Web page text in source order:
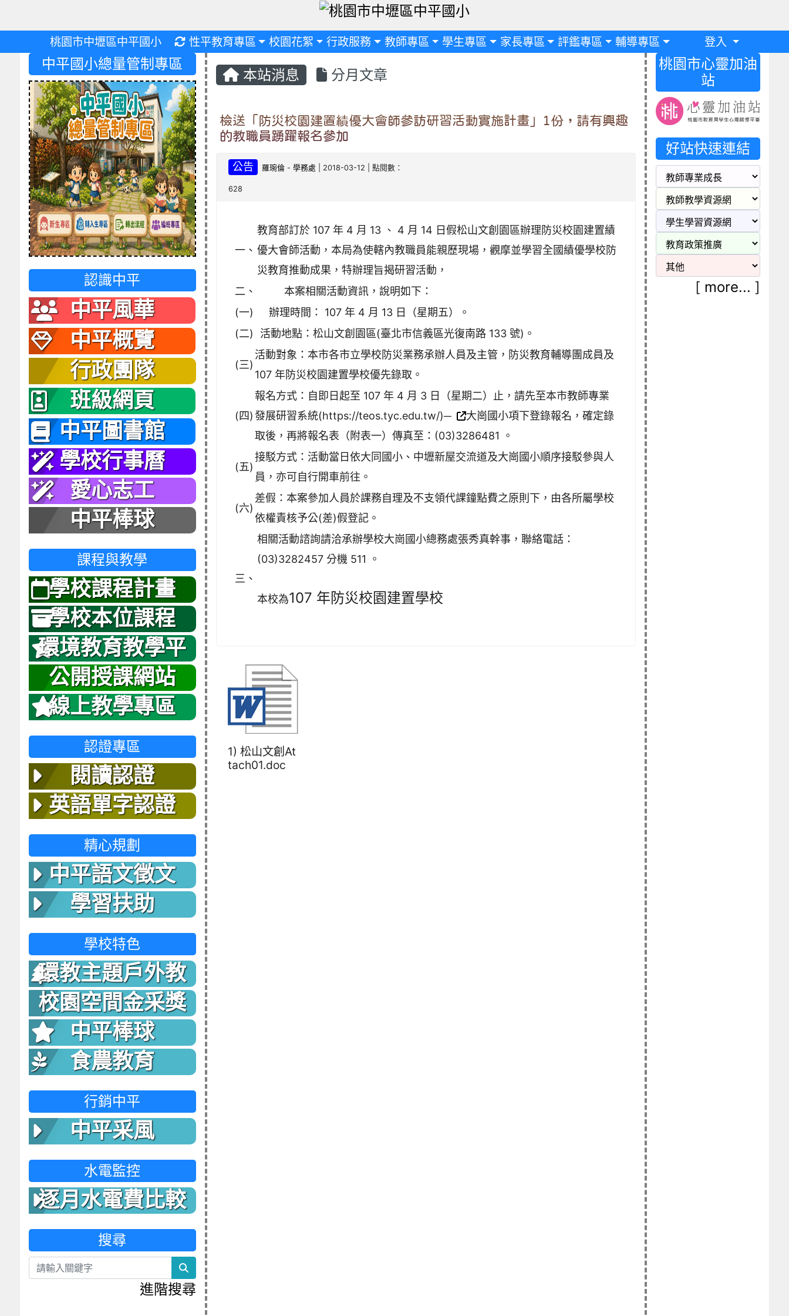
桃園市中壢區中平國小 重新取得佈景設定
性平教育專區 校園花絮 行政服務 教師專區 學生專區 家長專區 評鑑專區 輔導專區 登入
本站消息 分月文章
檢送「防災校園建置績優大會師參訪研習活動實施計畫」1份，請有興趣
的教職員踴躍報名參加
公告 羅琬倫 -學務處 | 2018-03-12 | 點閱數：
628
一、
教育部訂於 107 年 4 月 13 、 4 月 14 日假松山文創園區辦理防災校園建置績
優大會師活動，本局為使轄內教職員能親歷現場，觀摩並學習全國績優學校防
災教育推動成果，特辦理旨揭研習活動，
二、
本案相關活動資訊，說明如下：
(一)
辦理時間： 107 年 4 月 13 日（星期五）。
(二)
活動地點：松山文創園區(臺北市信義區光復南路 133 號)。
(三)
活動對象：本市各市立學校防災業務承辦人員及主管，防災教育輔導團成員及
107 年防災校園建置學校優先錄取。
(四)
報名方式：自即日起至 107 年 4 月 3 日（星期二）止，請先至本市教師專業
發展研習系統(https://teos.tyc.edu.tw/)─
大崗國小項下登錄報名，確定錄
取後，再將報名表（附表一）傳真至：(03)3286481 。
(五)
接駁方式：活動當日依大同國小、中壢新屋交流道及大崗國小順序接駁參與人
員，亦可自行開車前往。
(六)
差假：本案參加人員於課務自理及不支領代課鐘點費之原則下，由各所屬學校
依權責核予公(差)假登記。
三、
相關活動諮詢請洽承辦學校大崗國小總務處張秀真幹事，聯絡電話：
(03)3282457 分機 511 。
本校為107 年防災校園建置學校
1) 松山文創At
tach01.doc
中平國小總量管制專區
認識中平
中平風華
中平概覽
行政團隊
班級網頁
中平圖書館
學校行事曆
愛心志工
中平棒球
課程與教學
學校課程計畫
學校本位課程
環境教育教學平
台
公開授課網站
線上教學專區
認證專區
閱讀認證
英語單字認證
精心規劃
中平語文徵文
學習扶助
學校特色
環教主題戶外教
室
校園空間金采獎
中平棒球
食農教育
行銷中平
中平采風
水電監控
逐月水電費比較
表
搜尋
search
進階搜尋
桃園市心靈加油
站
好站快速連結
[ more... ]